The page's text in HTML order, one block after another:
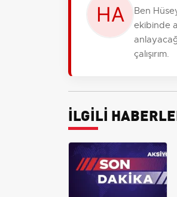
Ben
ekibinde
çalışırım.
İLGİLİ